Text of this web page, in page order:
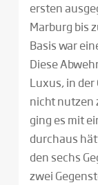
ersten
Marburg bis
Basis war
Diese
Luxus, in
nicht nutzen
ging es mit
durchaus
den sechs
zwei